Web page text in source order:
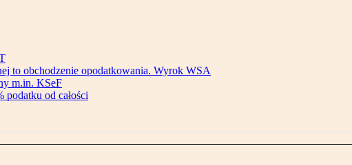
to obchodzenie opodatkowania. Wyrok WSA
m.in. KSeF
podatku od całości